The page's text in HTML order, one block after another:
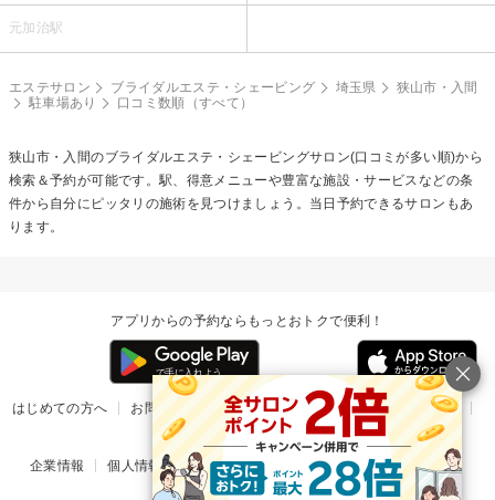
元加治駅
エステサロン ブライダルエステ・シェービング 埼玉県
狭山市・入間
駐車場あり
口コミ数順（すべて）
狭山市・入間のブライダルエステ・シェービングサロン(口コミが多い順)から
検索＆予約が可能です。駅、得意メニューや豊富な施設・サービスなどの条
件から自分にピッタリの施術を見つけましょう。当日予約できるサロンもあ
ります。
アプリからの予約ならもっとおトクで便利！
はじめての方へ お問い合わせ ヘルプ リリース情報
利用規約
掲載ご希望のサロン様
企業情報 個人情報保護方針 楽天のサービス一覧 アプリ一覧
© Rakuten Group, Inc.